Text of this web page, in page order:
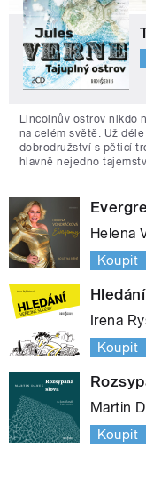
Lincolnův ostrov nikdo
na celém světě. Už
dobrodružství s pěticí
hlavně nejedno
Helena
Koupit
Irena
Koupit
Martin
Koupit